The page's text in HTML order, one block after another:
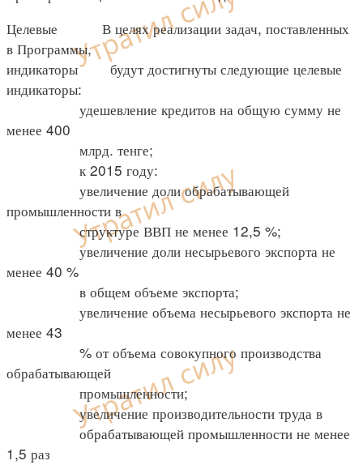
Целевые В целях реализации задач, поставленных
в Программы,
индикаторы будут достигнуты следующие целевые
индикаторы:
удешевление кредитов на общую сумму не
менее 400
млрд. тенге;
к 2015 году:
увеличение доли обрабатывающей
промышленности в
структуре ВВП не менее 12,5 %;
увеличение доли несырьевого экспорта не
менее 40 %
в общем объеме экспорта;
увеличение объема несырьевого экспорта не
менее 43
% от объема совокупного производства
обрабатывающей
промышленности;
увеличение производительности труда в
обрабатывающей промышленности не менее
1,5 раз